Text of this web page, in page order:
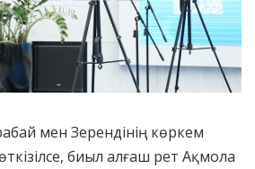
мен Зерендінің көркем
биыл алғаш рет Ақмола